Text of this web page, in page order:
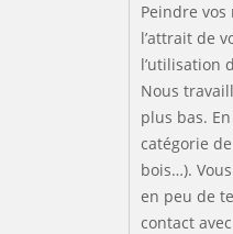
Peindre
l’attrait de
l’utilisation
Nous
plus bas.
catégorie
bois…).
en peu de
contact